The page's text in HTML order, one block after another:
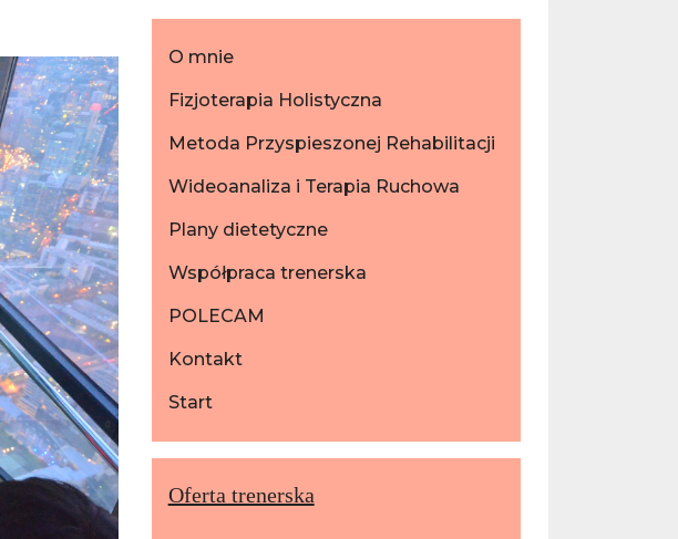
O mnie
Fizjoterapia Holistyczna
Metoda Przyspieszonej Rehabilitacji
Wideoanaliza i Terapia Ruchowa
Plany dietetyczne
Współpraca trenerska
POLECAM
Kontakt
Start
Oferta trenerska